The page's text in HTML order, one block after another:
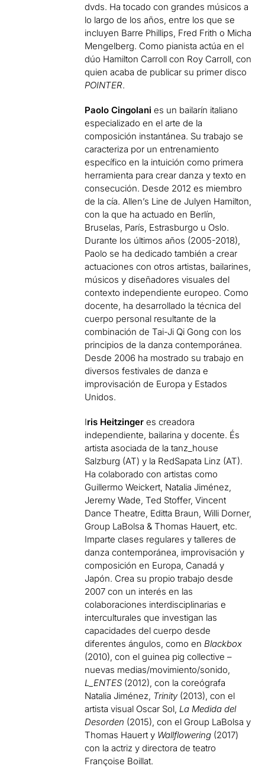
dvds. Ha tocado con grandes músicos a
lo largo de los años, entre los que se
incluyen Barre Phillips, Fred Frith o Micha
Mengelberg. Como pianista actúa en el
dúo Hamilton Carroll con Roy Carroll, con
quien acaba de publicar su primer disco
POINTER.
Paolo Cingolani es un bailarín italiano
especializado en el arte de la
composición instantánea. Su trabajo se
caracteriza por un entrenamiento
específico en la intuición como primera
herramienta para crear danza y texto en
consecución. Desde 2012 es miembro
de la cía. Allen’s Line de Julyen Hamilton,
con la que ha actuado en Berlín,
Bruselas, París, Estrasburgo u Oslo.
Durante los últimos años (2005-2018),
Paolo se ha dedicado también a crear
actuaciones con otros artistas, bailarines,
músicos y diseñadores visuales del
contexto independiente europeo. Como
docente, ha desarrollado la técnica del
cuerpo personal resultante de la
combinación de Tai-Ji Qi Gong con los
principios de la danza contemporánea.
Desde 2006 ha mostrado su trabajo en
diversos festivales de danza e
improvisación de Europa y Estados
Unidos.
Iris Heitzingeres creadora
independiente, bailarina y docente. És
artista asociada de la tanz_house
Salzburg (AT) y la RedSapata Linz (AT).
Ha colaborado con artistas como
Guillermo Weickert, Natalia Jiménez,
Jeremy Wade, Ted Stoffer, Vincent
Dance Theatre, Editta Braun, Willi Dorner,
Group LaBolsa & Thomas Hauert, etc.
Imparte clases regulares y talleres de
danza contemporánea, improvisación y
composición en Europa, Canadá y
Japón. Crea su propio trabajo desde
2007 con un interés en las
colaboraciones interdisciplinarias e
interculturales que investigan las
capacidades del cuerpo desde
diferentes ángulos, como enBlackbox
(2010), con el guinea pig collective –
nuevas medias/movimiento/sonido,
L_ENTES (2012), con la coreógrafa
Natalia Jiménez, Trinity(2013), con el
artista visual Oscar Sol,La Medida del
Desorden (2015), con el Group LaBolsa y
Thomas Hauert y Wallflowering (2017)
con la actriz y directora de teatro
Françoise Boillat.